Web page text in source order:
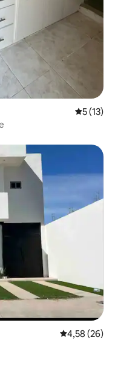
5 de uma
5 (13)
4,58 de uma
4,58 (26)